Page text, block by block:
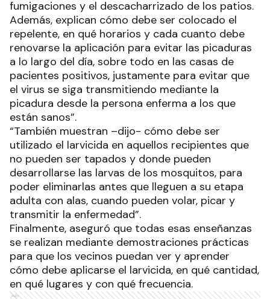
fumigaciones y el descacharrizado de los patios.
Además, explican cómo debe ser colocado el
repelente, en qué horarios y cada cuanto debe
renovarse la aplicación para evitar las picaduras
a lo largo del día, sobre todo en las casas de
pacientes positivos, justamente para evitar que
el virus se siga transmitiendo mediante la
picadura desde la persona enferma a los que
están sanos”.
“También muestran –dijo- cómo debe ser
utilizado el larvicida en aquellos recipientes que
no pueden ser tapados y donde pueden
desarrollarse las larvas de los mosquitos, para
poder eliminarlas antes que lleguen a su etapa
adulta con alas, cuando pueden volar, picar y
transmitir la enfermedad”.
Finalmente, aseguró que todas esas enseñanzas
se realizan mediante demostraciones prácticas
para que los vecinos puedan ver y aprender
cómo debe aplicarse el larvicida, en qué cantidad,
en qué lugares y con qué frecuencia.
Ads